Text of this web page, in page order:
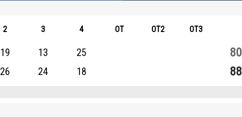
2 3 4 OT OT2 OT3
19 13 25
80
88
26 24 18